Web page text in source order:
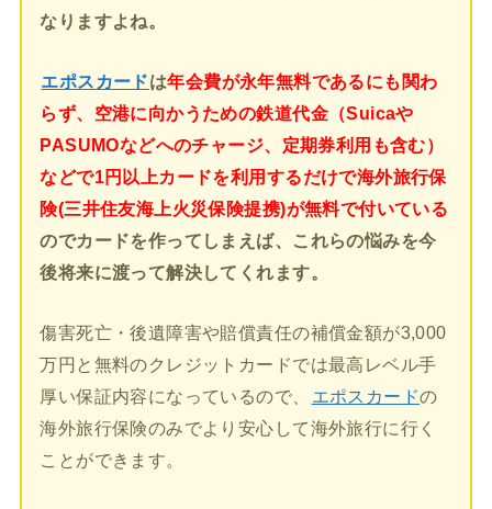
なりますよね。
エポスカードは年会費が永年無料であるにも関わ
らず、空港に向かうための鉄道代金（Suicaや
PASUMOなどへのチャージ、定期券利用も含む）
などで1円以上カードを利用するだけで海外旅行保
険(三井住友海上火災保険提携)が無料で付いている
のでカードを作ってしまえば、これらの悩みを今
後将来に渡って解決してくれます。
傷害死亡・後遺障害や賠償責任の補償金額が3,000
万円と無料のクレジットカードでは最高レベル手
厚い保証内容になっているので、
エポスカードの
海外旅行保険のみでより安心して海外旅行に行く
ことができます。